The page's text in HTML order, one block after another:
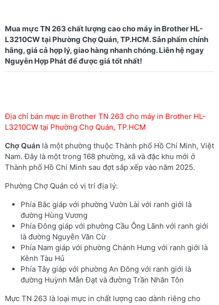
Mua mực TN 263 chất lượng cao cho máy in Brother HL-
L3210CW tại Phường Chợ Quán, TP.HCM. Sản phẩm chính
hãng, giá cả hợp lý, giao hàng nhanh chóng. Liên hệ ngay
Địa chỉ bán mực in Brother TN 263 cho máy in Brother HL-
L3210CW tại Phường Chợ Quán, TP.HCM
Chợ Quán là một phường thuộc Thành phố Hồ Chí Minh, Việt
Nam. Đây là một trong 168 phường, xã và đặc khu mới ở
Thành phố Hồ Chí Minh sau đợt sắp xếp vào năm 2025.
Phường Chợ Quán có vị trí địa lý:
Phía Bắc giáp với phường Vườn Lài với ranh giới là
đường Hùng Vương
Phía Đông giáp với phường Cầu Ông Lãnh với ranh giới
là đường Nguyễn Văn Cừ
Phía Nam giáp với phường Chánh Hưng với ranh giới là
Kênh Tàu Hủ
Phía Tây giáp với phường An Đông với ranh giới là
đường Huỳnh Mẫn Đạt và đường Trần Nhân Tôn
Mực TN 263 là loại mực in chất lượng cao dành riêng cho